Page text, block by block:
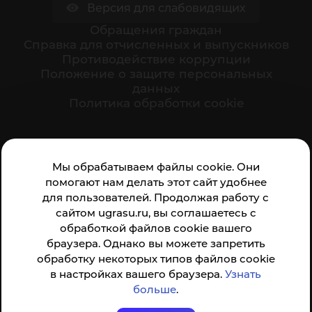
Мы обрабатываем файлы cookie. Они
помогают нам делать этот сайт удобнее
для пользователей. Продолжая работу с
сайтом ugrasu.ru, вы соглашаетесь с
обработкой файлов cookie вашего
браузера. Однако вы можете запретить
обработку некоторых типов файлов cookie
в настройках вашего браузера.Узнать
больше.
организации:
Анкета доступна по QR-коду, а так же по прямой
ссылке